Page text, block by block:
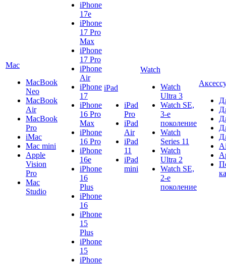
Mac
MacBook
Neo
MacBook
Air
MacBook
Pro
iMac
Mac mini
Apple
Vision
Pro
Mac
Studio
iPhone
17e
iPhone
17 Pro
Max
iPhone
17 Pro
iPhone
Air
iPhone
17
iPhone
16 Pro
Max
iPhone
16 Pro
iPhone
16e
iPhone
16
Plus
iPhone
16
iPhone
15
Plus
iPhone
15
iPhone
iPad
iPad
Pro
iPad
Air
iPad
11
iPad
mini
Watch
Watch
Ultra 3
Watch SE,
3-е
поколение
Watch
Series 11
Watch
Ultra 2
Watch SE,
2-е
поколение